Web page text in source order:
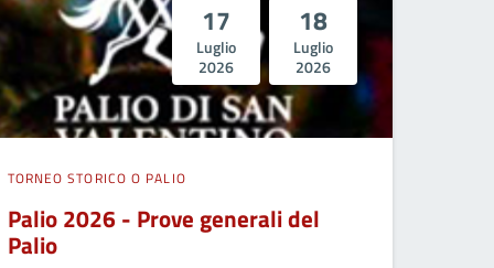
17
Luglio
2026
18
Luglio
2026
TORNEO STORICO O PALIO
Palio 2026 - Prove generali del
Palio